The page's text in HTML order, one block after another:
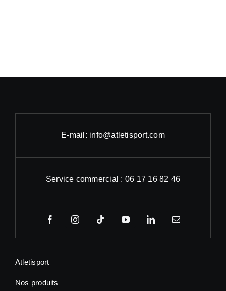
E-mail: info@atletisport.com
Service commercial : 06 17 16 82 46
Atletisport
Nos produits